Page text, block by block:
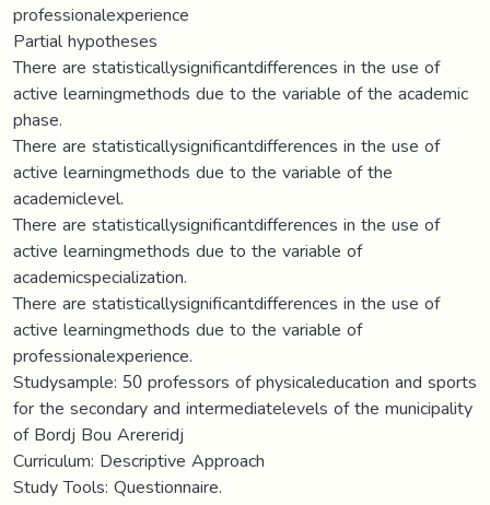
professionalexperience
Partial hypotheses
There are statisticallysignificantdifferences in the use of
active learningmethods due to the variable of the academic
phase.
There are statisticallysignificantdifferences in the use of
active learningmethods due to the variable of the
academiclevel.
There are statisticallysignificantdifferences in the use of
active learningmethods due to the variable of
academicspecialization.
There are statisticallysignificantdifferences in the use of
active learningmethods due to the variable of
professionalexperience.
Studysample: 50 professors of physicaleducation and sports
for the secondary and intermediatelevels of the municipality
of Bordj Bou Arereridj
Curriculum: Descriptive Approach
Study Tools: Questionnaire.